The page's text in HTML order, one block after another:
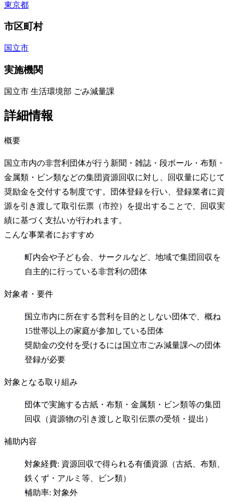
東京都
市区町村
国立市
実施機関
国立市 生活環境部 ごみ減量課
詳細情報
概要
国立市内の非営利団体が行う新聞・雑誌・段ボール・布類・
金属類・ビン類などの集団資源回収に対し、回収量に応じて
奨励金を交付する制度です。団体登録を行い、登録業者に資
源を引き渡して取引伝票（市控）を提出することで、回収実
績に基づく支払いが行われます。
こんな事業者におすすめ
町内会や子ども会、サークルなど、地域で集団回収を
自主的に行っている非営利の団体
対象者・要件
国立市内に所在する営利を目的としない団体で、概ね
15世帯以上の家庭が参加している団体
奨励金の交付を受けるには国立市ごみ減量課への団体
登録が必要
対象となる取り組み
団体で実施する古紙・布類・金属類・ビン類等の集団
回収（資源物の引き渡しと取引伝票の受領・提出）
補助内容
対象経費: 資源回収で得られる有価資源（古紙、布類、
鉄くず・アルミ等、ビン類）
補助率: 対象外